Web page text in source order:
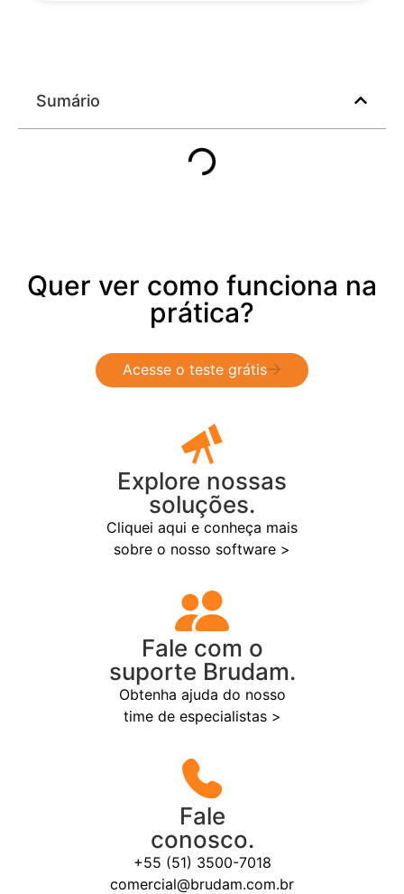
Sumário
Quer ver como funciona na
prática?
Acesse o teste grátis
Explore nossas
soluções.
Cliquei aqui e conheça mais
sobre o nosso software >
Fale com o
suporte Brudam.
Obtenha ajuda do nosso
time de especialistas >
Fale
conosco.
+55 (51) 3500-7018
comercial@brudam.com.br